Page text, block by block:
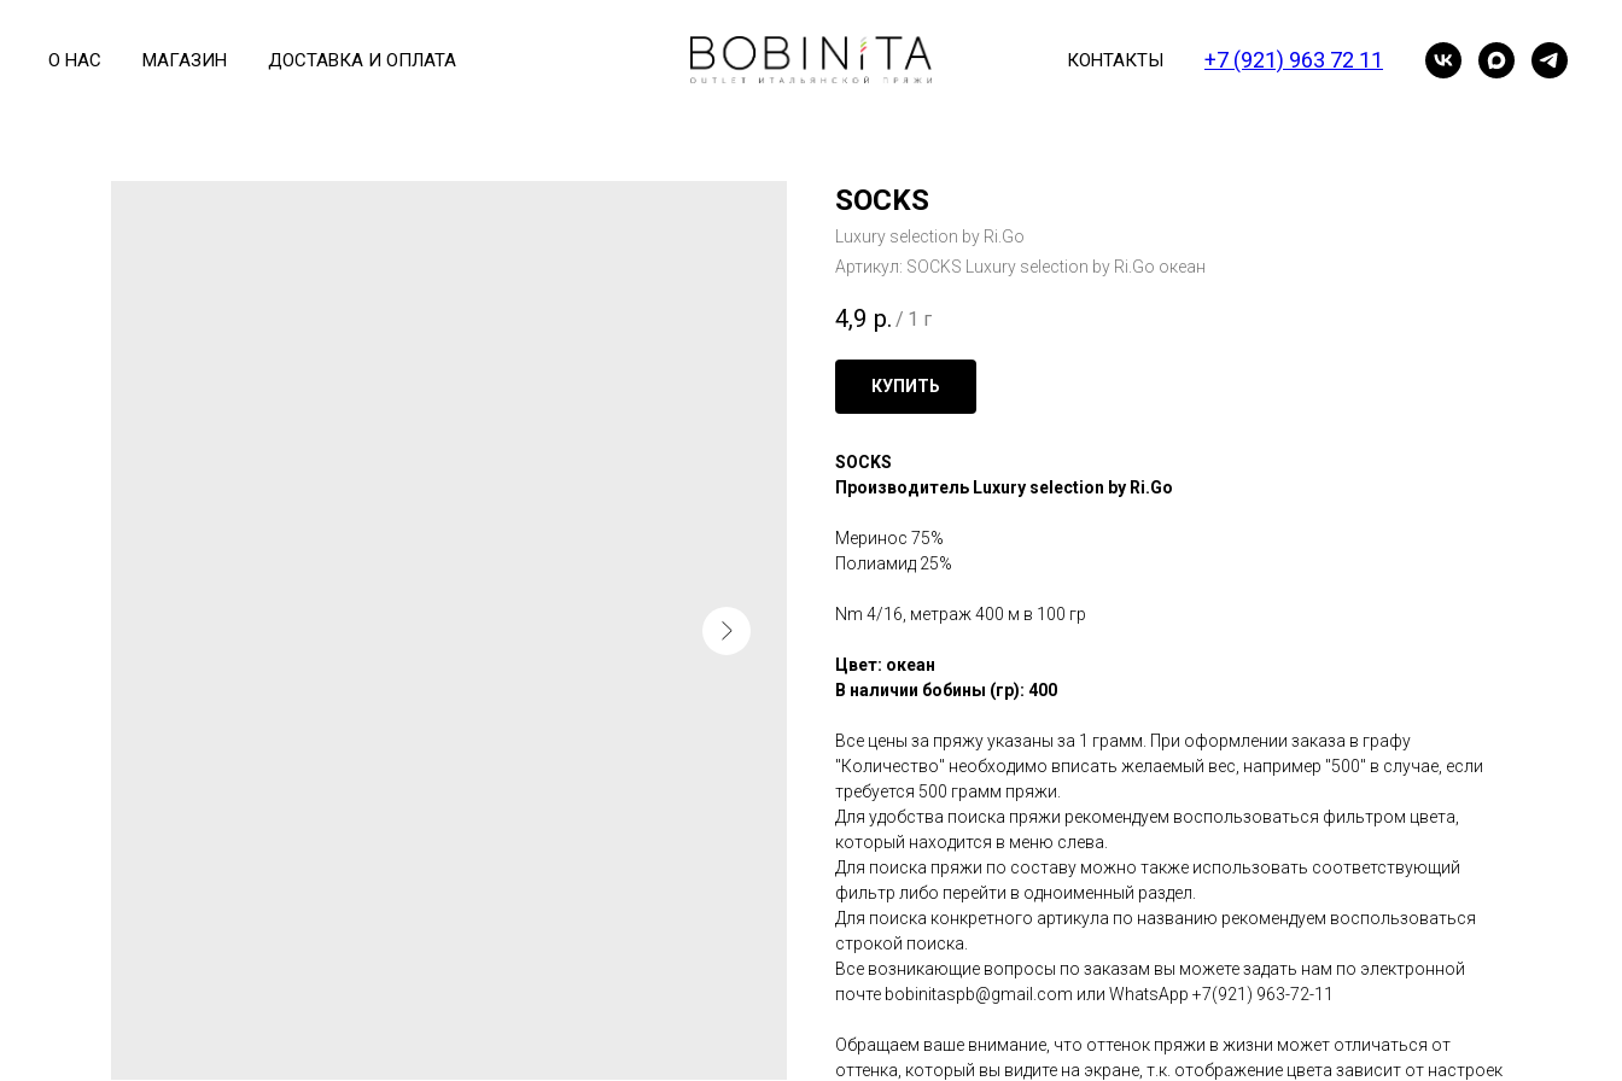
О НАС МАГАЗИН ДОСТАВКА И ОПЛАТА КОНТАКТЫ +7 (921) 963 72 11
SOCKS
Luxury selection by Ri.Go
Артикул: SOCKS Luxury selection by Ri.Go океан
4,9 р. / 1 г
КУПИТЬ
SOCKS
Производитель Luxury selection by Ri.Go
Меринос 75%
Полиамид 25%
Nm 4/16, метраж 400 м в 100 гр
Цвет: океан
В наличии бобины (гр): 400
Все цены за пряжу указаны за 1 грамм. При оформлении заказа в графу
"Количество" необходимо вписать желаемый вес, например "500" в случае, если
требуется 500 грамм пряжи.
Для удобства поиска пряжи рекомендуем воспользоваться фильтром цвета,
который находится в меню слева.
Для поиска пряжи по составу можно также использовать соответствующий
фильтр либо перейти в одноименный раздел.
Для поиска конкретного артикула по названию рекомендуем воспользоваться
строкой поиска.
Все возникающие вопросы по заказам вы можете задать нам по электронной
почте bobinitaspb@gmail.com или WhatsApp +7(921) 963-72-11
Обращаем ваше внимание, что оттенок пряжи в жизни может отличаться от
оттенка, который вы видите на экране, т.к. отображение цвета зависит от настроек